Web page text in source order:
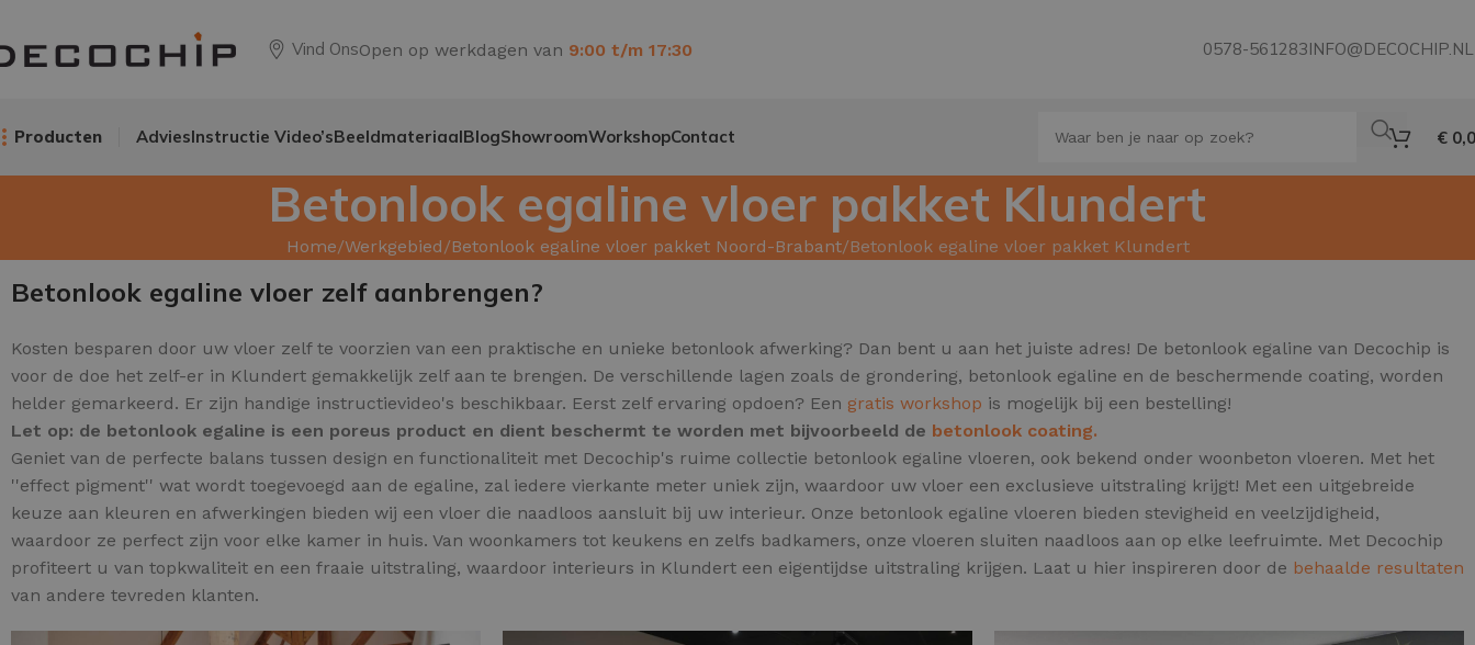
Vind OnsOpen op werkdagen van 9:00 t/m 17:30 0578-561283INFO@DECOCHIP.NL
Producten AdviesInstructie Video’sBeeldmateriaalBlogShowroomWorkshopContact €
Betonlook egaline vloer pakket Klundert
Home Werkgebied Betonlook egaline vloer pakket Noord-Brabant Betonlook egaline vloer pakket Klundert
Betonlook egaline vloer zelf aanbrengen?
Kosten besparen door uw vloer zelf te voorzien van een praktische en unieke betonlook afwerking? Dan bent u aan het juiste adres! De betonlook egaline van Decochip is
voor de doe het zelf-er in Klundert gemakkelijk zelf aan te brengen. De verschillende lagen zoals de grondering, betonlook egaline en de beschermende coating, worden
helder gemarkeerd. Er zijn handige instructievideo's beschikbaar. Eerst zelf ervaring opdoen? Een gratis workshop is mogelijk bij een bestelling!
Let op: de betonlook egaline is een poreus product en dient beschermt te worden met bijvoorbeeld de betonlook coating.
Geniet van de perfecte balans tussen design en functionaliteit met Decochip's ruime collectie betonlook egaline vloeren, ook bekend onder woonbeton vloeren. Met het
''effect pigment'' wat wordt toegevoegd aan de egaline, zal iedere vierkante meter uniek zijn, waardoor uw vloer een exclusieve uitstraling krijgt! Met een uitgebreide
keuze aan kleuren en afwerkingen bieden wij een vloer die naadloos aansluit bij uw interieur. Onze betonlook egaline vloeren bieden stevigheid en veelzijdigheid,
waardoor ze perfect zijn voor elke kamer in huis. Van woonkamers tot keukens en zelfs badkamers, onze vloeren sluiten naadloos aan op elke leefruimte. Met Decochip
profiteert u van topkwaliteit en een fraaie uitstraling, waardoor interieurs in Klundert een eigentijdse uitstraling krijgen. Laat u hier inspireren door de behaalde resultaten
van andere tevreden klanten.